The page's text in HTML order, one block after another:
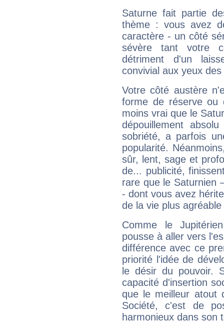
Saturne fait partie
thème : vous avez
caractère - un côté
sévère tant votre
détriment d'un
convivial aux yeux
Votre côté austère
forme de réserve
moins vrai que le
dépouillement
sobriété, a parfois
popularité.
sûr, lent, sage et
de... publicité,
rare que le Saturnien
- dont vous avez
de la vie plus
Comme le
pousse à aller vers
différence avec ce
priorité l'idée de
le désir du pouvoir.
capacité d'insertion
que le meilleur atout
Société, c'est de
harmonieux dans son